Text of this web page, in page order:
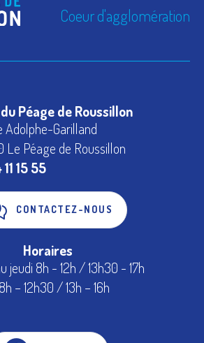
Coeur d'agglomération
Péage de Roussillon
Adolphe-Garilland
Le Péage de Roussillon
15 55
CONTACTEZ-NOUS
Horaires
jeudi 8h - 12h / 13h30 - 17h
– 12h30 / 13h – 16h